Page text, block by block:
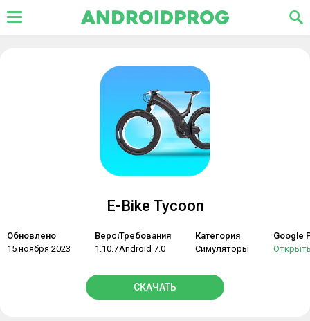
E-Bike Tycoon
Обновлено
15 ноября 2023
Версия
1.10.7
Требования
Android 7.0
Категория
Симуляторы
Google
СКАЧАТЬ